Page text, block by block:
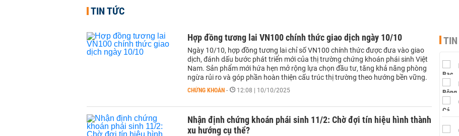
TIN TỨC
Hợp đồng tương lai VN100 chính thức giao dịch ngày 10/10
Ngày 10/10, hợp đồng tương lai chỉ số VN100 chính thức được đưa vào giao
dịch, đánh dấu bước phát triển mới của thị trường chứng khoán phái sinh Việt
Nam. Sản phẩm mới hứa hẹn mở rộng lựa chọn đầu tư, tăng khả năng phòng
ngừa rủi ro và góp phần hoàn thiện cấu trúc thị trường theo hướng bền vững.
CHỨNG KHOÁN - 12:08 | 10/10/2025
Nhận định chứng khoán phái sinh 11/2: Chờ đợi tín hiệu hình thành
xu hướng cụ thể?